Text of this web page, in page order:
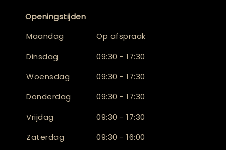
Openingstijden
Maandag
Op afspraak
Dinsdag
09:30 - 17:30
Woensdag
09:30 - 17:30
Donderdag
09:30 - 17:30
Vrijdag
09:30 - 17:30
Zaterdag
09:30 - 16:00